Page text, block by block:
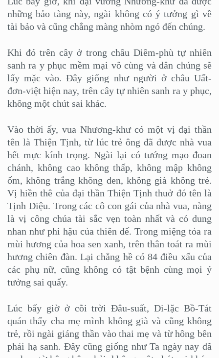
những bảo tàng này, ngài không có ý tưởng gì về
tài bảo và cũng chẳng màng nhòm ngó đến chúng.
Khi đó trên cây ở trong châu Diêm-phù tự nhiên
sanh ra y phục mềm mại vô cùng và dân chúng sẽ
lấy mặc vào. Đây giống như người ở châu Uất-
đơn-việt hiện nay, trên cây tự nhiên sanh ra y phục,
không một chút sai khác.
Vào thời ấy, vua Nhương-khư có một vị đại thần
tên là Thiện Tịnh, từ lúc trẻ ông đã được nhà vua
hết mực kính trọng. Ngài lại có tướng mạo đoan
chánh, không cao không thấp, không mập không
ốm, không trắng không đen, không già không trẻ.
Vị hiền thê của đại thần Thiện Tịnh thuở đó tên là
Tịnh Diệu. Trong các cô con gái của nhà vua, nàng
là vị công chúa tài sắc vẹn toàn nhất và có dung
nhan như phi hậu của thiên đế. Trong miệng tỏa ra
mùi hương của hoa sen xanh, trên thân toát ra mùi
hương chiên đàn. Lại chẳng hề có 84 điều xấu của
các phụ nữ, cũng không có tật bệnh cùng mọi ý
tưởng sai quấy.
Lúc bấy giờ ở cõi trời Đâu-suất, Di-lặc Bồ-Tát
quán thấy cha mẹ mình không già và cũng không
trẻ, rồi ngài giáng thần vào thai mẹ và từ hông bên
phải hạ sanh. Đây cũng giống như Ta ngày nay đã